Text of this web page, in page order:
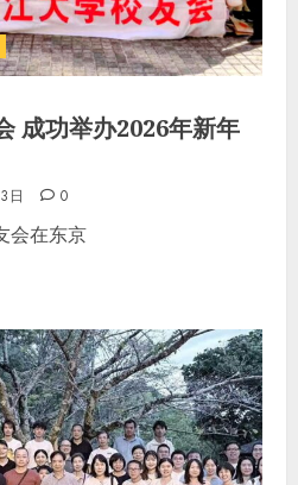
成功举办2026年新年
日 0
会在东京